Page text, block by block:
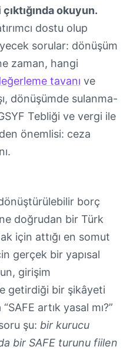
okuyun.
dostu olup
sorular: dönüşüm
zaman, hangi
tavanı ve
dönüşümde sulanma-
Tebliği ve vergi ile
önemlisi: ceza
borç
doğrudan bir Türk
için attığı en somut
gerçek bir yapısal
girişim
getirdiği bir şikâyeti
artık yasal mı?”
şu: bir kurucu
bir SAFE turunu fiilen